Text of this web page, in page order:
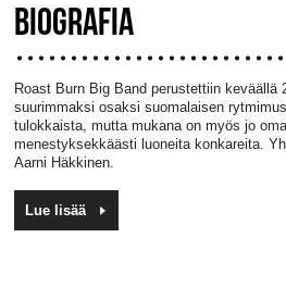
BIOGRAFIA
RoastBurn BigBand perustettiin keväällä
suurimmaksi osaksi suomalaisen
tulokkaista, mutta mukana on myös jo
menestyksekkäästi luoneita konkareita.
Aarni Häkkinen.
Lue lisää